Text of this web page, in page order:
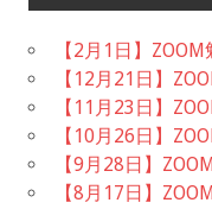
【2月1日】
【12月21日】
【11月23日】
【10月26日】
【9月28日】
【8月17日】